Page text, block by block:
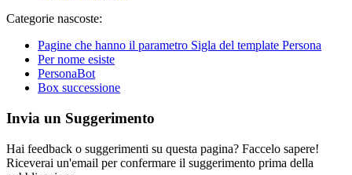
Categorie nascoste:
Pagine che hanno il parametro Sigla del template Persona
Per nome esiste
PersonaBot
Box successione
Invia un Suggerimento
Hai feedback o suggerimenti su questa pagina? Faccelo sapere!
Riceverai un'email per confermare il suggerimento prima della